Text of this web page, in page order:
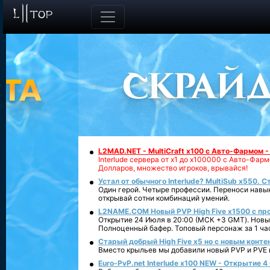
L2MAD.NET - MultiCraft x100 с Авто-Фармом
Interlude сервера от х1 до х100000 с Авто-
Долларов, множество игроков, врывайся!
Устал от обычного Interlude? MultiSub x550.
Один герой. Четыре профессии. Переноси
открывай сотни комбинаций умений.
L2NAME.COM Новый PVP High Five x1500 с
Открытие 24 Июля в 20:00 (МСК +3 GMT).
Полноценный бафер. Топовый персонаж за 1
Старый добрый High Five x5 но с новым
Вместо крыльев мы добавили новый PVP и PVE
Euro-PvP.net Interlude х100 NEW - Открытие 4